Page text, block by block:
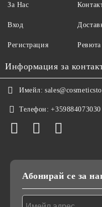
За Нас
Вход
Регистрация Ревюта
Информация за
Имейл:
Телефон: +359884073030
Абонирай се за